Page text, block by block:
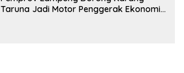
Taruna Jadi Motor Penggerak Ekonomi